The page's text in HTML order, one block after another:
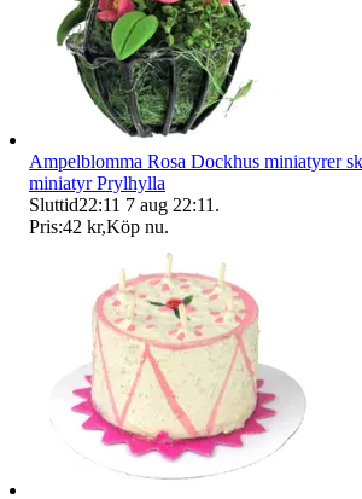
Ampelblomma Rosa Dockhus miniatyrer
miniatyr Prylhylla
Sluttid22:11 7 aug 22:11 .
Pris:42 kr,Köp nu.